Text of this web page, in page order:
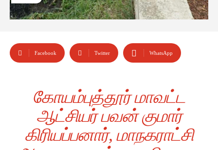
Facebook Twitter WhatsApp
கோயம்புத்தூர் மாவட்ட
ஆட்சியர் பவன் குமார்
கிரியப்பனார், மாநகராட்சி